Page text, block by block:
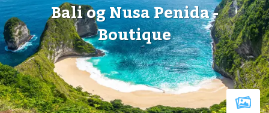
Bali og Nusa Penida -
Boutique